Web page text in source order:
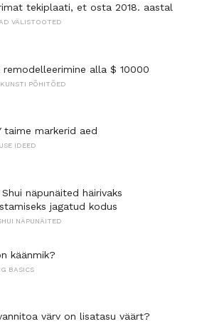
tekiplaati, et osta 2018. aastal
VÄLISTOOTED
remodelleerimine alla $ 10000
PÕHITÕED
taime markerid aed
IDEED
Shui näpunäited häirivaks
jagatud kodus
NÄPUNÄITED
käänmik?
BASICS
värv on lisatasu väärt?